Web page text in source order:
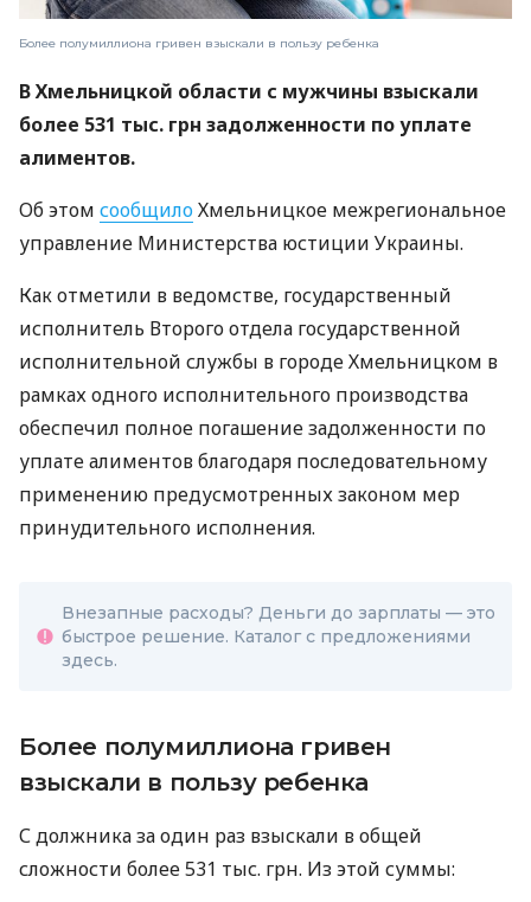
Более полумиллиона гривен взыскали в пользу ребенка
В Хмельницкой области с мужчины взыскали
более 531 тыс. грн задолженности по уплате
алиментов.
Об этом сообщилоХмельницкое межрегиональное
управление Министерства юстиции Украины.
Как отметили в ведомстве, государственный
исполнитель Второго отдела государственной
исполнительной службы в городе Хмельницком в
рамках одного исполнительного производства
обеспечил полное погашение задолженности по
уплате алиментов благодаря последовательному
применению предусмотренных законом мер
принудительного исполнения.
Внезапные расходы? Деньги до зарплаты — это
быстрое решение. Каталог с предложениями
здесь.
Более полумиллиона гривен
взыскали в пользу ребенка
С должника за один раз взыскали в общей
сложности более 531 тыс. грн. Из этой суммы: